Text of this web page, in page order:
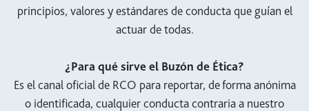
principios, valores y estándares de conducta que guían el
actuar de todas.
¿Para qué sirve el Buzón de Ética?
Es el canal oficial de RCO para reportar, de forma anónima
o identificada, cualquier conducta contraria a nuestro